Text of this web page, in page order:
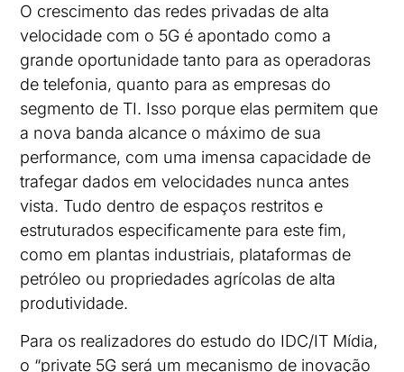
O crescimento das redes privadas de alta
velocidade com o 5G é apontado como a
grande oportunidade tanto para as operadoras
de telefonia, quanto para as empresas do
segmento de TI. Isso porque elas permitem que
a nova banda alcance o máximo de sua
performance, com uma imensa capacidade de
trafegar dados em velocidades nunca antes
vista. Tudo dentro de espaços restritos e
estruturados especificamente para este fim,
como em plantas industriais, plataformas de
petróleo ou propriedades agrícolas de alta
produtividade.
Para os realizadores do estudo do IDC/IT Mídia,
o “private 5G será um mecanismo de inovação